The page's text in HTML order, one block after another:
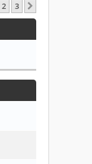
2 3